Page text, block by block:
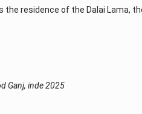
residence of the Dalai Lama,
Ganj, inde 2025